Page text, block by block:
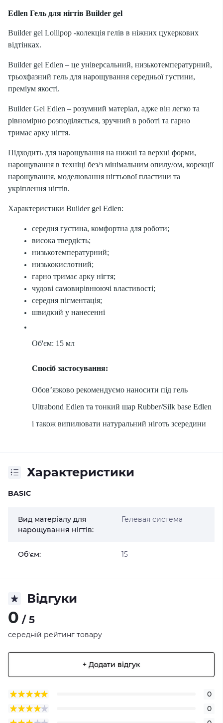
Edlen Гель для нігтів Builder gel
Builder gel Lollipop -колекція гелів в ніжних цукеркових
відтінках.
Builder gel Edlen – це універсальний, низькотемпературний,
трьохфазний гель для нарощування середньої густини,
преміум якості.
Builder Gel Edlen – розумний матеріал, адже він легко та
рівномірно розподіляється, зручний в роботі та гарно
тримає арку нігтя.
Підходить для нарощування на нижні та верхні форми,
нарощування в техніці без/з мінімальним опилу/ом, корекції
нарощування, моделювання нігтьової пластини та
укріплення нігтів.
Характеристики Builder gel Edlen:
середня густина, комфортна для роботи;
висока твердість;
низькотемпературний;
низькокислотний;
гарно тримає арку нігтя;
чудові самовирівнюючі властивості;
середня пігментація;
швидкий у нанесенні
Об'єм: 15 мл
Спосіб застосування:
Обов’язково рекомендуємо наносити під гель
Ultrabond Edlen та тонкий шар Rubber/Silk base Edlen
і також випилювати натуральний ніготь зсередини
Характеристики
BASIC
Вид матеріалу для
нарощування нігтів:
Гелевая система
Об'єм: 15
Відгуки
0 / 5
середній рейтинг товару
+ Додати відгук
0
0